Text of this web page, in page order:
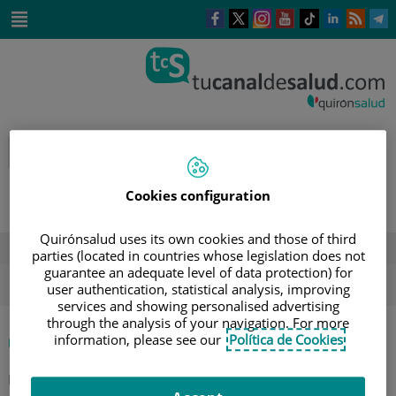
Este
enlace
se
ventana
nueva.
Este
enlace
se
una
ventana
nueva.
Este
enlace
se
una
ventana
nueva.
Este
enlace
se
una
ventana
nueva.
Enlace
una
Enlace
una
DESTACADOS
ola de calor verano sol
INICIO |AGENDA
MAYORES
Cookies configuration
Quirónsalud uses its own cookies and those of third
parties (located in countries whose legislation does not
guarantee an adequate level of data protection) for
user authentication, statistical analysis, improving
services and showing personalised advertising
through the analysis of your navigation. For more
information, please see our Política de Cookies